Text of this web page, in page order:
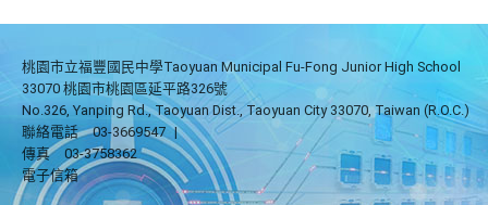
桃園市立福豐國民中學Taoyuan Municipal Fu-Fong Junior High School
33070 桃園市桃園區延平路326號
No.326, Yanping Rd., Taoyuan Dist., Taoyuan City 33070, Taiwan (R.O.C.)
聯絡電話
03-3669547 |
傳真
03-3758362
電子信箱